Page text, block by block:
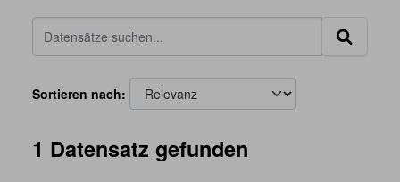
Sortieren nach
1 Datensatz gefunden